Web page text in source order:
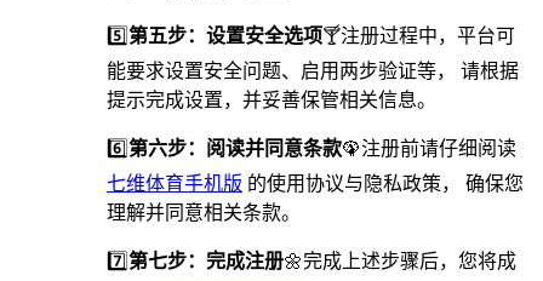
5️⃣第五步：设置安全选项🍸️注册过程中，平台可
能要求设置安全问题、启用两步验证等， 请根据
提示完成设置，并妥善保管相关信息。
6️⃣第六步：阅读并同意条款🦚注册前请仔细阅读
七维体育手机版 的使用协议与隐私政策， 确保您
理解并同意相关条款。
7️⃣第七步：完成注册🌼完成上述步骤后，您将成